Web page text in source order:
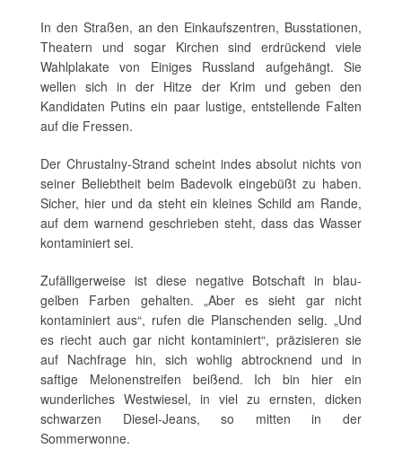
In den Straßen, an den Einkaufszentren, Busstationen,
Theatern und sogar Kirchen sind erdrückend viele
Wahlplakate von Einiges Russland aufgehängt. Sie
wellen sich in der Hitze der Krim und geben den
Kandidaten Putins ein paar lustige, entstellende Falten
auf die Fressen.
Der Chrustalny-Strand scheint indes absolut nichts von
seiner Beliebtheit beim Badevolk eingebüßt zu haben.
Sicher, hier und da steht ein kleines Schild am Rande,
auf dem warnend geschrieben steht, dass das Wasser
kontaminiert sei.
Zufälligerweise ist diese negative Botschaft in blau-
gelben Farben gehalten. „Aber es sieht gar nicht
kontaminiert aus“, rufen die Planschenden selig. „Und
es riecht auch gar nicht kontaminiert“, präzisieren sie
auf Nachfrage hin, sich wohlig abtrocknend und in
saftige Melonenstreifen beißend. Ich bin hier ein
wunderliches Westwiesel, in viel zu ernsten, dicken
schwarzen Diesel-Jeans, so mitten in der
Sommerwonne.